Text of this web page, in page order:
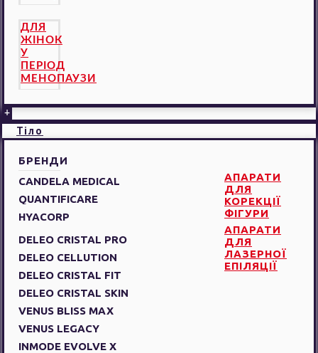
ДЛЯ
ЖІНОК
У
ПЕРІОД
МЕНОПАУЗИ
+
Тіло
БРЕНДИ
CANDELA MEDICAL
QUANTIFICARE
HYACORP
АПАРАТИ
ДЛЯ
КОРЕКЦІЇ
ФІГУРИ
DELEO CRISTAL PRO
DELEO CELLUTION
DELEO CRISTAL FIT
DELEO CRISTAL SKIN
VENUS BLISS MAX
VENUS LEGACY
INMODE EVOLVE X
АПАРАТИ
ДЛЯ
ЛАЗЕРНОЇ
ЕПІЛЯЦІЇ